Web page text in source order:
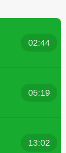
02:44
05:19
13:02